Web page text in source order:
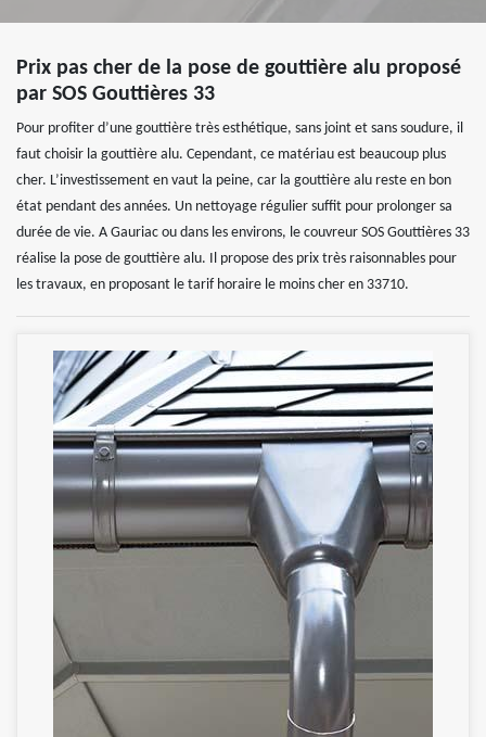
Prix pas cher de la pose de gouttière alu proposé
par SOS Gouttières 33
Pour profiter d’une gouttière très esthétique, sans joint et sans soudure, il
faut choisir la gouttière alu. Cependant, ce matériau est beaucoup plus
cher. L’investissement en vaut la peine, car la gouttière alu reste en bon
état pendant des années. Un nettoyage régulier suffit pour prolonger sa
durée de vie. A Gauriac ou dans les environs, le couvreur SOS Gouttières 33
réalise la pose de gouttière alu. Il propose des prix très raisonnables pour
les travaux, en proposant le tarif horaire le moins cher en 33710.